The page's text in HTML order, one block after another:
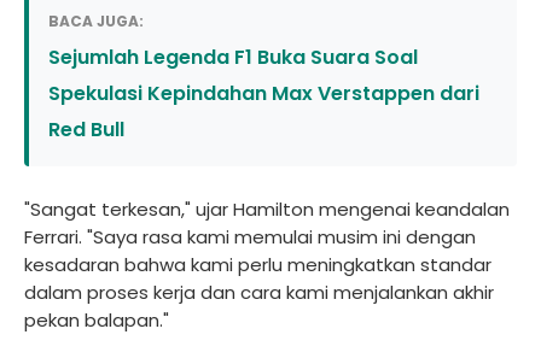
BACA JUGA:
Sejumlah Legenda F1 Buka Suara Soal
Spekulasi Kepindahan Max Verstappen dari
Red Bull
"Sangat terkesan," ujar Hamilton mengenai keandalan
Ferrari. "Saya rasa kami memulai musim ini dengan
kesadaran bahwa kami perlu meningkatkan standar
dalam proses kerja dan cara kami menjalankan akhir
pekan balapan."